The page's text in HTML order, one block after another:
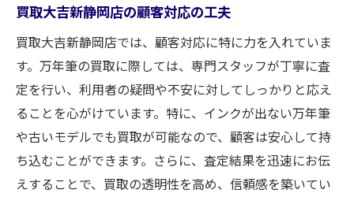
買取大吉新静岡店の顧客対応の工夫
買取大吉新静岡店では、顧客対応に特に力を入れていま
す。万年筆の買取に際しては、専門スタッフが丁寧に査
定を行い、利用者の疑問や不安に対してしっかりと応え
ることを心がけています。特に、インクが出ない万年筆
や古いモデルでも買取が可能なので、顧客は安心して持
ち込むことができます。さらに、査定結果を迅速にお伝
えすることで、買取の透明性を高め、信頼感を築いてい